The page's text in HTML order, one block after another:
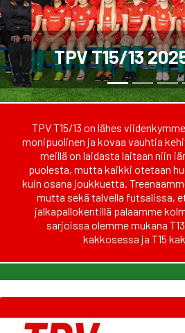
TPV T15/13 2025
TPV T15/13 on lähes
monipuolinen ja kovaa vauhtia
meillä on laidasta laitaan niin
puolesta, mutta kaikki otetaan
kuin osana joukkuetta.
mutta sekä talvella futsalissa,
jalkapallokentillä palaamme
sarjoissa olemme mukana
kakkosessa ja T15